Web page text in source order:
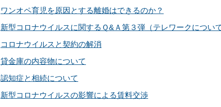
ワンオペ育児を原因とする離婚はできるのか？
新型コロナウイルスに関するＱ&Ａ第３弾（テレワークについ
コロナウイルスと契約の解消
貸金庫の内容物について
認知症と相続について
新型コロナウイルスの影響による賃料交渉